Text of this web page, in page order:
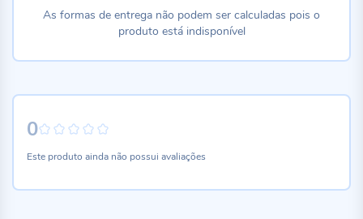
0
Este produto ainda não possui avaliações
As formas de entrega não podem ser calculadas pois o
produto está indisponível